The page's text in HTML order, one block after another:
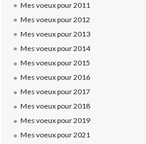
Mes voeux pour 2011
Mes voeux pour 2012
Mes voeux pour 2013
Mes voeux pour 2014
Mes voeux pour 2015
Mes voeux pour 2016
Mes voeux pour 2017
Mes voeux pour 2018
Mes voeux pour 2019
Mes voeux pour 2021